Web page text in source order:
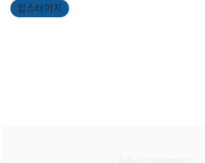
업스테이지